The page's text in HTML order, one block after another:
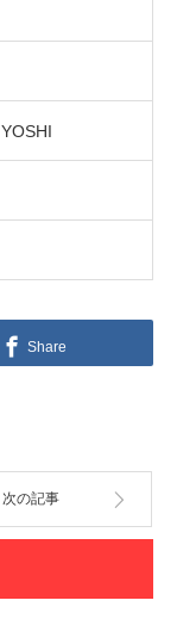
YOSHI
Share
次の記事